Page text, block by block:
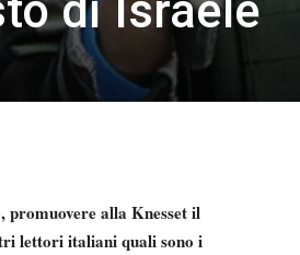
di Israele
promuovere alla Knesset il
lettori italiani quali sono i